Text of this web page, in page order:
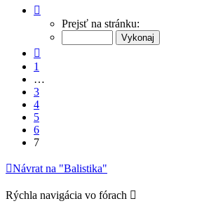
Prejsť na stránku:
1
…
3
4
5
6
7
Návrat na "Balistika"
Rýchla navigácia vo fórach